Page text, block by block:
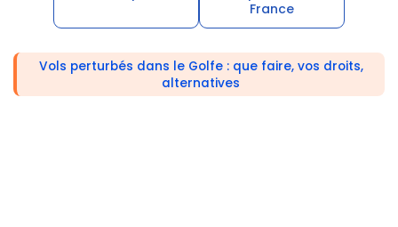
France
Vols perturbés dans le Golfe : que faire, vos droits,
alternatives